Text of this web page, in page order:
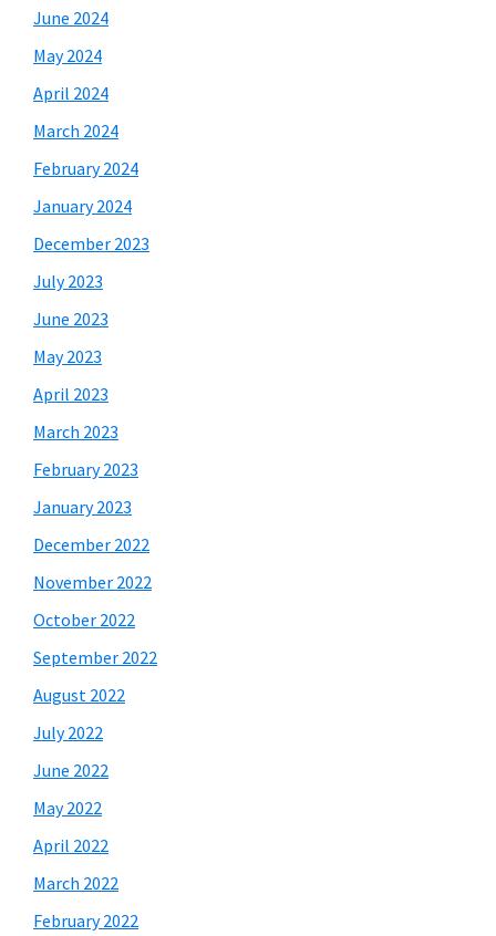
June 2024
May 2024
April 2024
March 2024
February 2024
January 2024
December 2023
July 2023
June 2023
May 2023
April 2023
March 2023
February 2023
January 2023
December 2022
November 2022
October 2022
September 2022
August 2022
July 2022
June 2022
May 2022
April 2022
March 2022
February 2022